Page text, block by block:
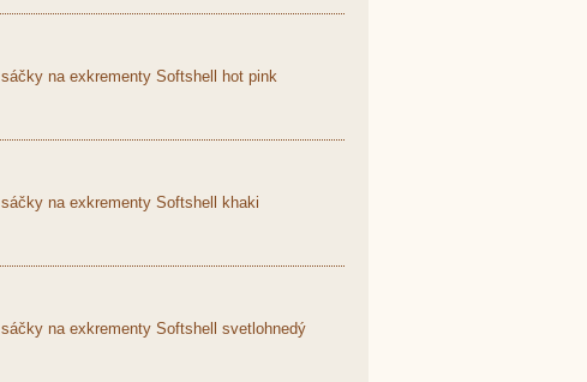
na exkrementy Softshell hot pink
na exkrementy Softshell khaki
na exkrementy Softshell svetlohnedý